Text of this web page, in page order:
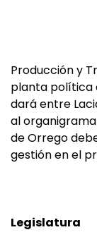
Producción y
planta política
dará entre
al
de Orrego
gestión en el
Legislatura